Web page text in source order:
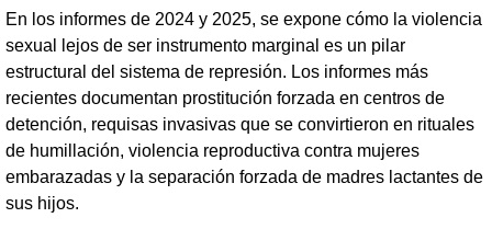
En los informes de 2024 y 2025, se expone cómo la violencia
sexual lejos de ser instrumento marginal es un pilar
estructural del sistema de represión. Los informes más
recientes documentan prostitución forzada en centros de
detención, requisas invasivas que se convirtieron en rituales
de humillación, violencia reproductiva contra mujeres
embarazadas y la separación forzada de madres lactantes de
sus hijos.